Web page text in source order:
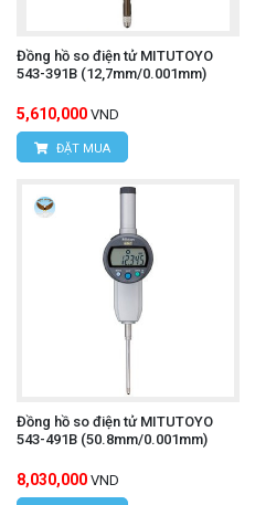
Đồng hồ so điện tử MITUTOYO
543-391B (12,7mm/0.001mm)
5,610,000 VND
ĐẶT MUA
Đồng hồ so điện tử MITUTOYO
543-491B (50.8mm/0.001mm)
8,030,000 VND